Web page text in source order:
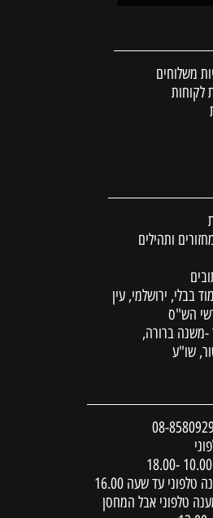
משלוחים
לקוחות
ותהילים
בבלי, ירושלמי, עין
הש"ס
-משנה ברורה,
שו"ע
08-8580929
עד שעה 16.00
טלפוני אבל המחסן